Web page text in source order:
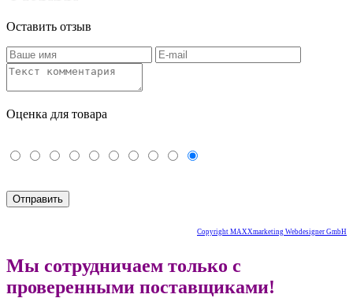
Оставить отзыв
Оценка для товара
Copyright MAXXmarketing Webdesigner GmbH
Мы сотрудничаем только с
проверенными поставщиками!